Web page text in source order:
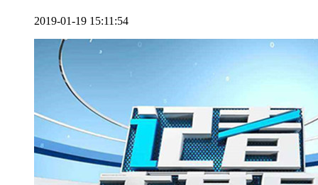
2019-01-19 15:11:54